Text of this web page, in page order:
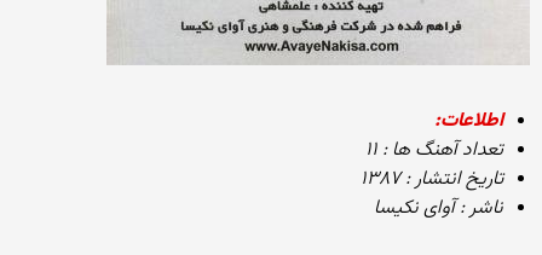
اطلاعات:
تعداد آهنگ ها : ۱۱
تاریخ انتشار : ۱۳۸۷
ناشر : آوای نکیسا